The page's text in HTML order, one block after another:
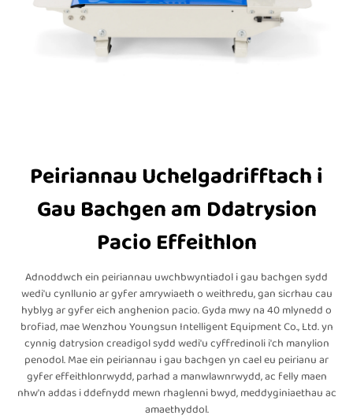
Peiriannau Uchelgadrifftach i
Gau Bachgen am Ddatrysion
Pacio Effeithlon
Adnoddwch ein peiriannau uwchbwyntiadol i gau bachgen sydd
wedi'u cynllunio ar gyfer amrywiaeth o weithredu, gan sicrhau cau
hyblyg ar gyfer eich anghenion pacio. Gyda mwy na 40 mlynedd o
brofiad, mae Wenzhou Youngsun Intelligent Equipment Co., Ltd. yn
cynnig datrysion creadigol sydd wedi'u cyffredinoli i'ch manylion
penodol. Mae ein peiriannau i gau bachgen yn cael eu peirianu ar
gyfer effeithlonrwydd, parhad a manwlawnrwydd, ac felly maen
nhw'n addas i ddefnydd mewn rhaglenni bwyd, meddyginiaethau ac
amaethyddol.